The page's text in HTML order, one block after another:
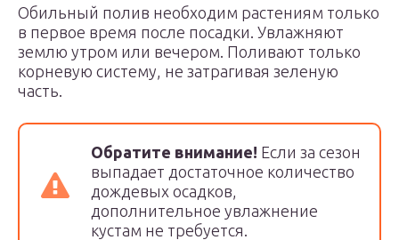
Обильный полив необходим растениям только
в первое время после посадки. Увлажняют
землю утром или вечером. Поливают только
корневую систему, не затрагивая зеленую
часть.
Обратите внимание! Если за сезон
выпадает достаточное количество
дождевых осадков,
дополнительное увлажнение
кустам не требуется.